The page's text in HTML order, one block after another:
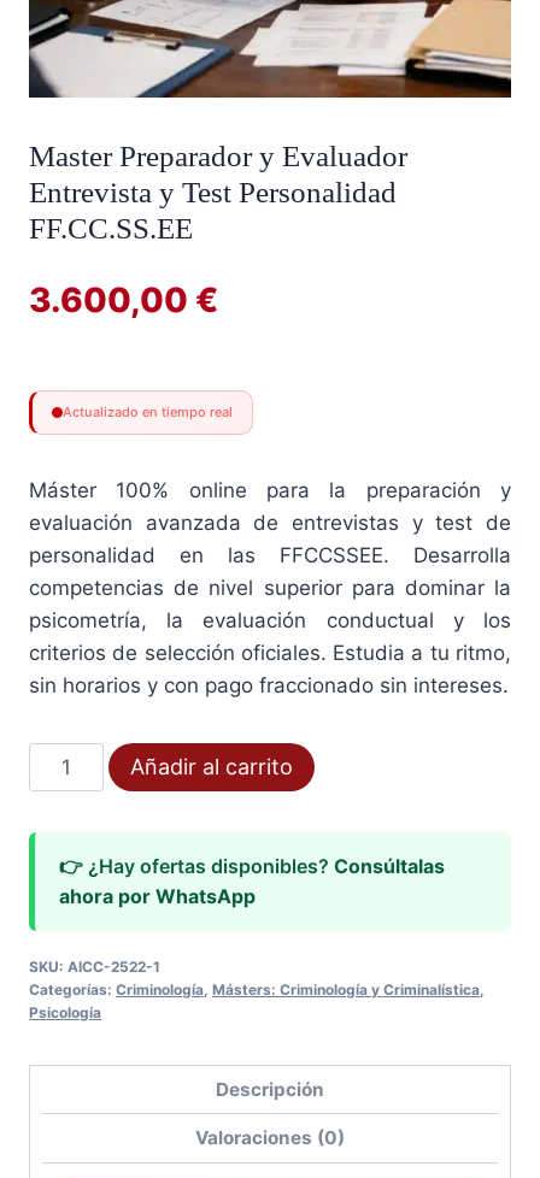
Master Preparador y Evaluador
Entrevista y Test Personalidad
FF.CC.SS.EE
3.600,00 €
Actualizado en tiempo real
Máster 100% online para la preparación y
evaluación avanzada de entrevistas y test de
personalidad en las FFCCSSEE. Desarrolla
competencias de nivel superior para dominar la
psicometría, la evaluación conductual y los
criterios de selección oficiales. Estudia a tu ritmo,
sin horarios y con pago fraccionado sin intereses.
Master
Preparador
Evaluador
Entrevista
y
Personalidad
FF.CC.SS.EE
Añadir al carrito
👉 ¿Hay ofertas disponibles? Consúltalas
ahora por WhatsApp
SKU: AICC-2522-1
Categorías: Criminología, Másters: Criminología y Criminalística,
Psicología
Descripción
Valoraciones (0)